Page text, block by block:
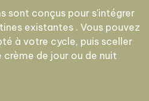
sont conçus pour s'intégrer
existantes . Vous pouvez
à votre cycle, puis sceller
de jour ou de nuit